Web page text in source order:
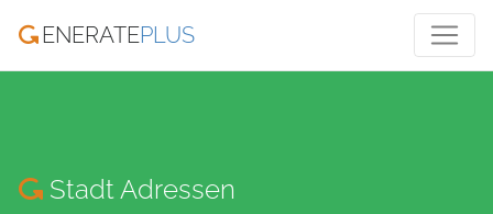
ENERATEPLUS
Stadt Adressen